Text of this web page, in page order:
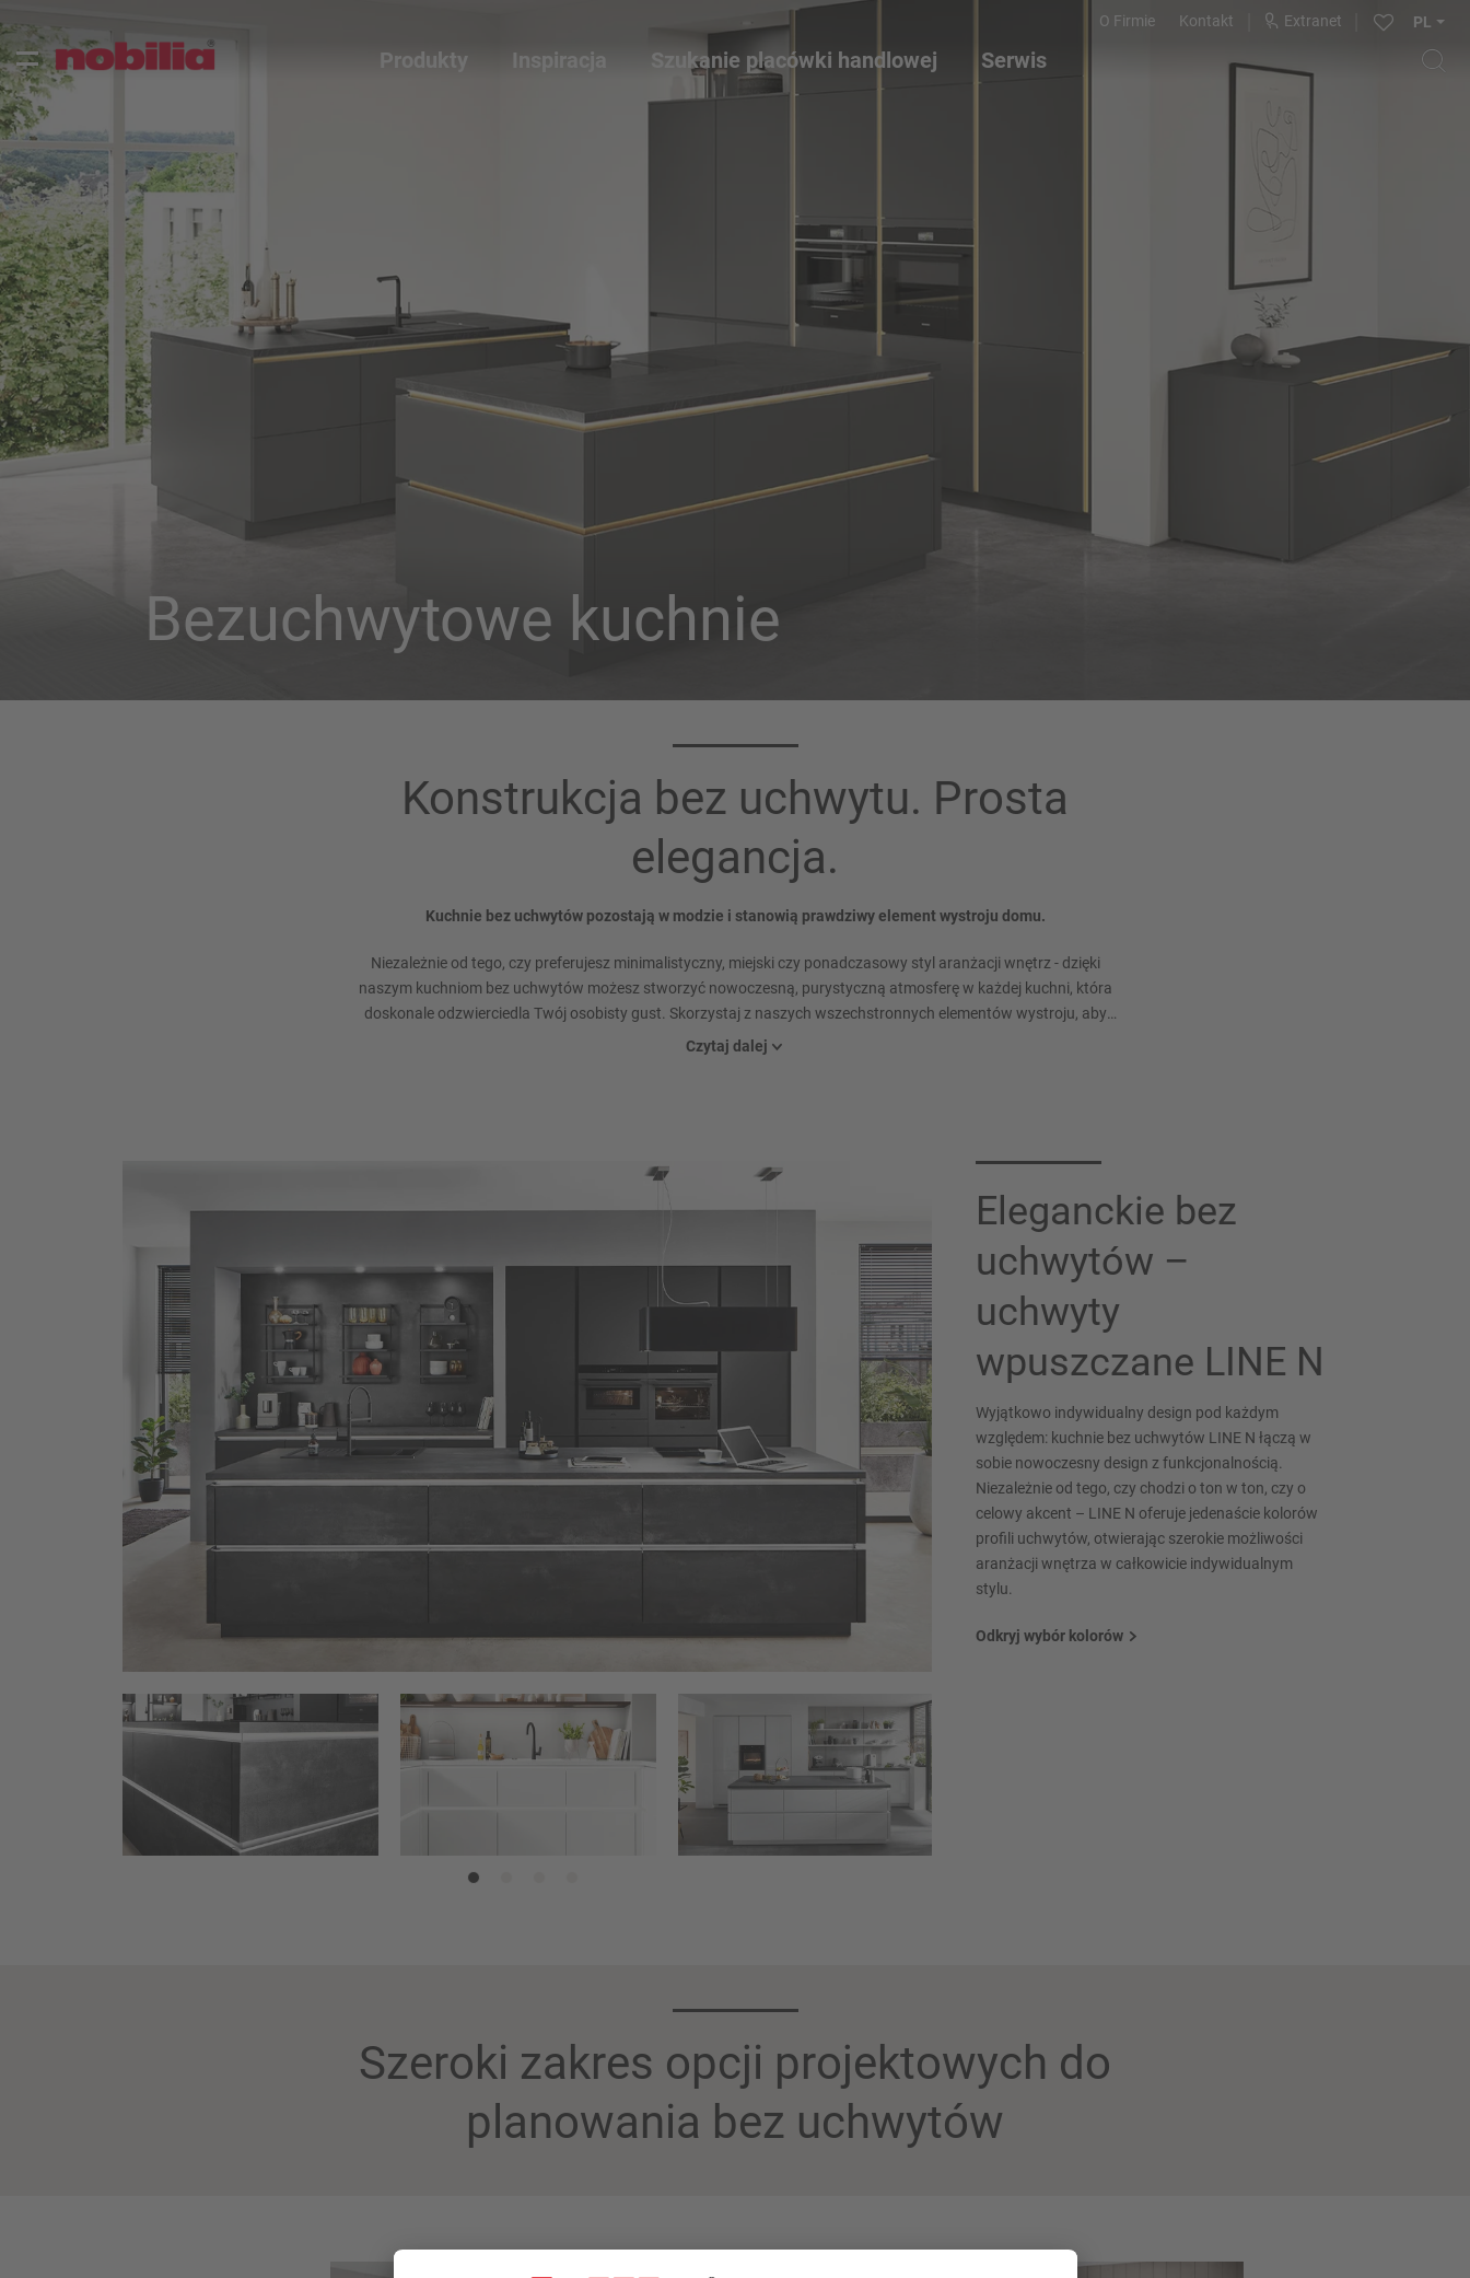
O Firmie Kontakt Extranet PL
Produkty Inspiracja Szukanie placówki handlowej Serwis
Bezuchwytowe kuchnie
Konstrukcja bez uchwytu. Prosta
elegancja.
Kuchnie bez uchwytów pozostają w modzie i stanowią prawdziwy element wystroju domu.
Niezależnie od tego, czy preferujesz minimalistyczny, miejski czy ponadczasowy styl aranżacji wnętrz - dzięki
naszym kuchniom bez uchwytów możesz stworzyć nowoczesną, purystyczną atmosferę w każdej kuchni, która
doskonale odzwierciedla Twój osobisty gust. Skorzystaj z naszych wszechstronnych elementów wystroju, aby
ustawić konkretne akcenty i podkreślić swój indywidualny wygląd.
Czytaj dalej
Eleganckie bez
uchwytów –
uchwyty
wpuszczane LINE N
Wyjątkowo indywidualny design pod każdym
względem: kuchnie bez uchwytów LINE N łączą w
sobie nowoczesny design z funkcjonalnością.
Niezależnie od tego, czy chodzi o ton w ton, czy o
celowy akcent – LINE N oferuje jedenaście kolorów
profili uchwytów, otwierając szerokie możliwości
aranżacji wnętrza w całkowicie indywidualnym
stylu.
Odkryj wybór kolorów
Szeroki zakres opcji projektowych do
planowania bez uchwytów